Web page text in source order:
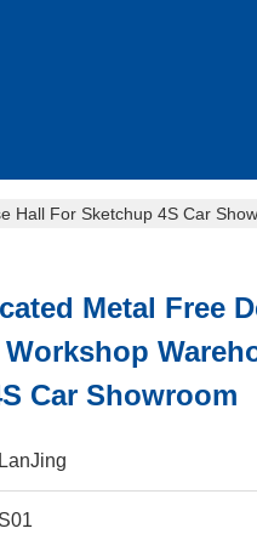
Hall For Sketchup 4S Car
Metal Free
Car Showroom
LanJing
S01